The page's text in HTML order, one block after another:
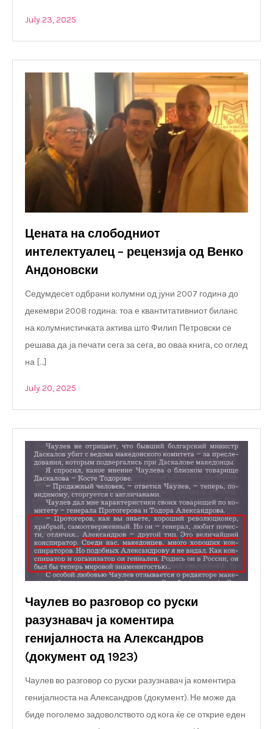
July 23, 2025
Цената на слободниот
интелектуалец – рецензија од Венко
Андоновски
Седумдесет одбрaни колумни од jуни 2007 годинa до
декември 2008 година: тоа е квантитативниот биланс
на колумнистичката актива што Филип Петровски се
решава да jа печати сега за сега, во оваа книга, со оглед
на […]
July 20, 2025
Чаулев во разговор со руски
разузнавач ја коментира
генијалноста на Александров
(документ од 1923)
Чаулев во разговор со руски разузнавач ја коментира
генијалноста на Александров (документ). Не може да
биде поголемо задоволството од кога ќе се открие еден